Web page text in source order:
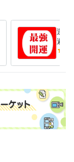
運氣
避＆
年運